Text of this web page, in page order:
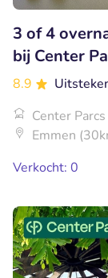
3 of 4
bij Center
8.9
Center
Emmen
Verkocht: 0